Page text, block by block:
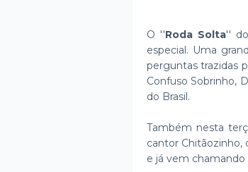
O ''Roda Solta'' do
especial. Uma
perguntas trazidas
Confuso Sobrinho,
do Brasil.
Também nesta
cantor Chitãozinho,
e já vem